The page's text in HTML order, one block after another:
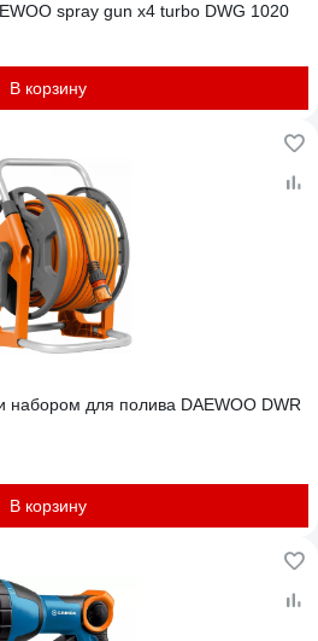
spray gun x4 turbo DWG 1020
В корзину
набором для полива DAEWOO DWR
В корзину